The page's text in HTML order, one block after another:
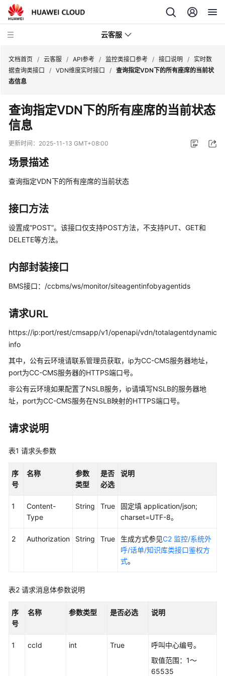
云客服
品
介
绍
快
速
入
门
用
户
指
南
价
格
说
开
指
南
API
参
考
口
权
式
统
配
类
考
Fabric）
席
文档首页 / 云客服 / API参考 / 监控类接口参考 / 接口说明 / 实时数
据查询类接口
/ VDN维度实时接口 / 查询指定VDN下的所有座席的当前状
态信息
查询指定VDN下的所有座席的当前状态
信息
更新时间： 2025-11-13 GMT+08:00
场景描述
查询指定VDN下的所有座席的当前状态
接口方法
设置成“POST”。该接口仅支持POST方法，不支持PUT、GET和
DELETE等方法。
内部封装接口
BMS接口：/ccbms/ws/monitor/siteagentinfobyagentids
请求URL
https://ip:port/rest/cmsapp/v1/openapi/vdn/totalagentdynamic
info
其中，公有云环境请联系管理员获取，ip为CC-CMS服务器地址，
port为CC-CMS服务器的HTTPS端口号。
非公有云环境如果配置了NSLB服务，ip请填写NSLB的服务器地
址，port为CC-CMS服务在NSLB映射的HTTPS端口号。
请求说明
表1 请求头参数
序
号
名称
参数
类型
是否
必选
说明
1
Content-
Type
String True
固定填 application/json;
charset=UTF-8。
2 Authorization String True 生成方式参见C2 监控/系统外
呼/话单/知识库类接口鉴权方
式。
表2 请求消息体参数说明
序
号
名称 参数类型 是否必选 说明
1 ccId int True
呼叫中心编号。
取值范围：1～
65535